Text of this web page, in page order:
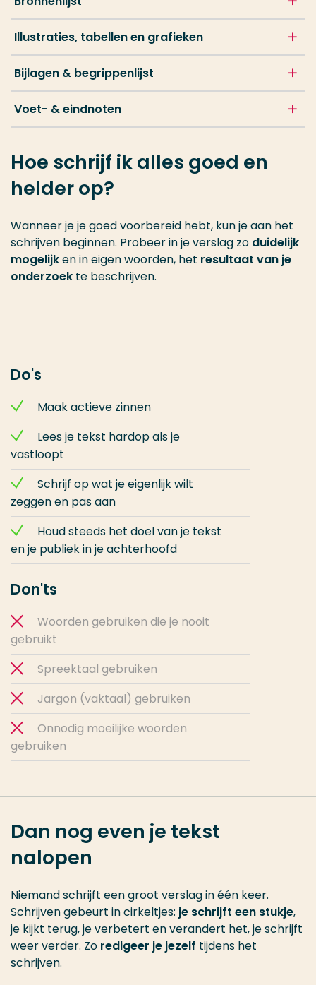
Illustraties, tabellen en grafieken
Bijlagen & begrippenlijst
Voet- & eindnoten
Hoe schrijf ik alles goed en
helder op?
Wanneer je je goed voorbereid hebt, kun je aan het
schrijven beginnen. Probeer in je verslag zo duidelijk
mogelijken in eigen woorden, het resultaat van je
onderzoek te beschrijven.
Do's
Maak actieve zinnen
Lees je tekst hardop als je
vastloopt
Schrijf op wat je eigenlijk wilt
zeggen en pas aan
Houd steeds het doel van je tekst
en je publiek in je achterhoofd
Don'ts
Woorden gebruiken die je nooit
gebruikt
Spreektaal gebruiken
Jargon (vaktaal) gebruiken
Onnodig moeilijke woorden
gebruiken
Dan nog even je tekst
nalopen
Niemand schrijft een groot verslag in één keer.
Schrijven gebeurt in cirkeltjes: je schrijft een stukje,
je kijkt terug, je verbetert en verandert het, je schrijft
weer verder. Zo redigeer je jezelf tijdens het
schrijven.